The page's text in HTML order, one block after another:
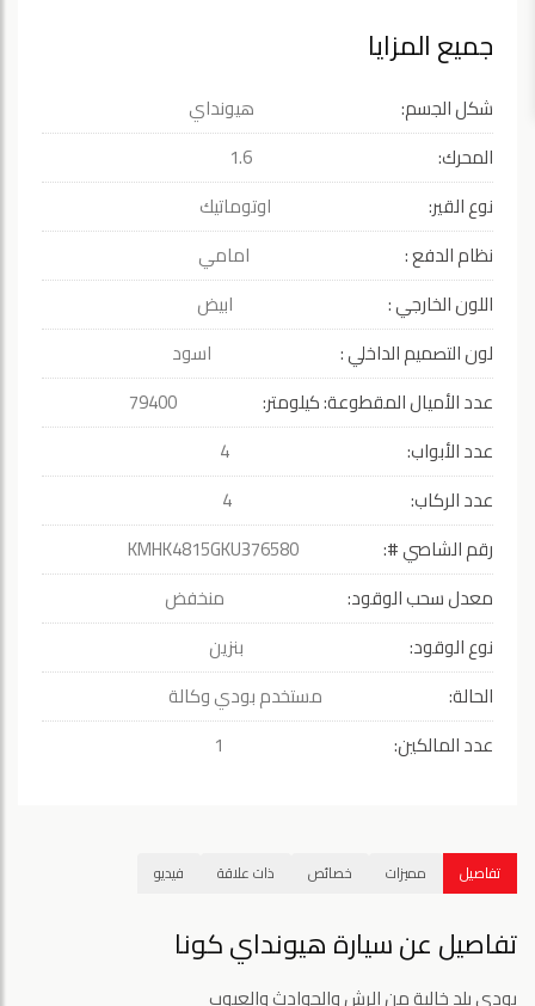
جميع المزايا
شكل الجسم:
هيونداي
المحرك:
1.6
نوع القير:
اوتوماتيك
نظام الدفع :
امامي
اللون الخارجي :
ابيض
لون التصميم الداخلي :
اسود
عدد الأميال المقطوعة: كيلومتر:
79400
عدد الأبواب:
4
عدد الركاب:
4
رقم الشاصي #:
KMHK4815GKU376580
معدل سحب الوقود:
منخفض
نوع الوقود:
بنزين
الحالة:
مستخدم بودي وكالة
عدد المالكين:
1
تفاصيل مميزات خصائص ذات علاقة فيديو
تفاصيل عن سيارة هيونداي كونا
بودي بلد خالية من الرش والحوادث والعيوب